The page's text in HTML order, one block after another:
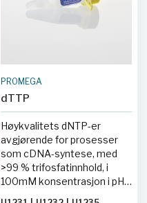
PROMEGA
dTTP
Høykvalitets dNTP-er
avgjørende for prosesser
som cDNA-syntese, med
>99 % trifosfatinnhold, i
100mM konsentrasjon i pH